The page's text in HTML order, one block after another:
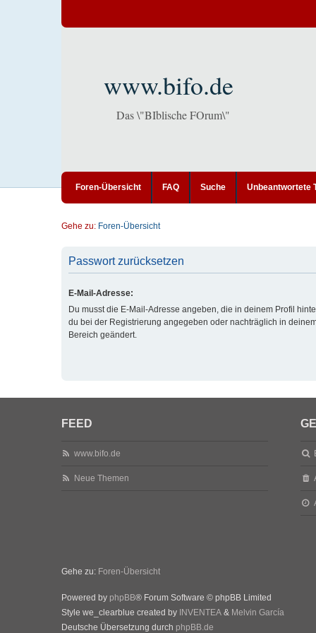
www.bifo.de
Das \"BIblische FOrum\"
Foren-Übersicht FAQ Suche Unbeantwortete
Gehe zu: Foren-Übersicht
Passwort zurücksetzen
E-Mail-Adresse:
Du musst die E-Mail-Adresse angeben, die in deinem Profil
du bei der Registrierung angegeben oder nachträglich in
Bereich geändert.
FEED
www.bifo.de
Neue Themen
Gehe zu: Foren-Übersicht
Powered by phpBB® Forum Software © phpBB Limited
Style we_clearblue created by INVENTEA & Melvin García
Deutsche Übersetzung durch phpBB.de